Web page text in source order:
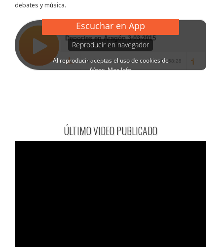
debates y música.
ÚLTIMO VIDEO PUBLICADO